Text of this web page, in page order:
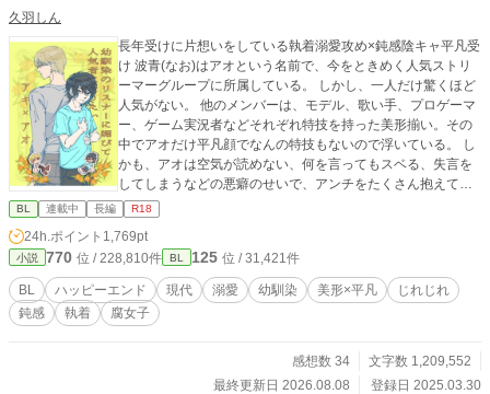
久羽しん
長年受けに片想いをしている執着溺愛攻め×鈍感陰キャ平凡受
け 波青(なお)はアオという名前で、今をときめく人気ストリ
ーマーグループに所属している。 しかし、一人だけ驚くほど
人気がない。 他のメンバーは、モデル、歌い手、プロゲーマ
ー、ゲーム実況者などそれぞれ特技を持った美形揃い。その
中でアオだけ平凡顔でなんの特技もないので浮いている。 し
かも、アオは空気が読めない、何を言ってもスベる、失言を
してしまうなどの悪癖のせいで、アンチをたくさん抱えてい
る。 グループに入れたのだって、ブラック企業にぶつかり病
んでいたアオを、幼馴染で完璧人間の秋風(配信者名、アキ)が
優しさで誘ってくれたからに過ぎない。 すっかり自身の存在
意義を見失っていたアオは、ある日自分たちについている腐
女子ファンの存在をネット上で見つけた。 どうやら彼女らは
幼馴染のアキ×アオをカップリングして妄想することで、日々
の活力を得ているとかなんとか。興味が惹かれたので、アオ
とにした。 その日から、彼女らを喜ばせ自身の人気を上げよ
うと、配信上でアキにひたすら営業BLを仕掛けるアオ。する
BL 連載中 長編 R18
24h.ポイント 1,769pt
小説 770 位 / 228,810件 BL 125 位 / 31,421件
BL ハッピーエンド 現代 溺愛 幼馴染 美形×平凡
じれじれ
鈍感
執着 腐女子
感想数 34
文字数 1,209,552
最終更新日 2026.08.08
登録日 2025.03.30